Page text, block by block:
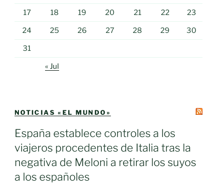
17 18 19 20 21 22 23
24 25 26 27 28 29 30
31
« Jul
NOTICIAS «EL MUNDO»
España establece controles a los
viajeros procedentes de Italia tras la
negativa de Meloni a retirar los suyos
a los españoles